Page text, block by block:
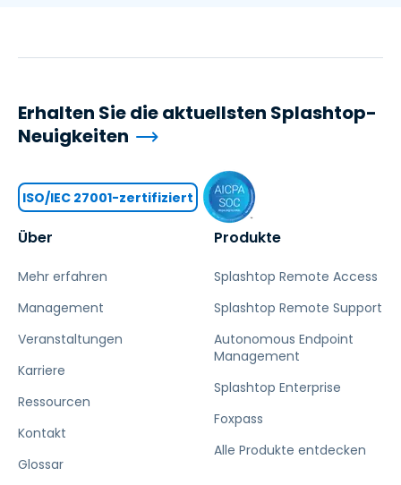
Über
Mehr erfahren
Management
Veranstaltungen
Karriere
Ressourcen
Kontakt
Glossar
Produkte
Splashtop Remote Access
Splashtop Remote Support
Autonomous Endpoint
Management
Splashtop Enterprise
Foxpass
Alle Produkte entdecken
Erhalten Sie die aktuellsten Splashtop-
Neuigkeiten
ISO/IEC 27001-zertifiziert